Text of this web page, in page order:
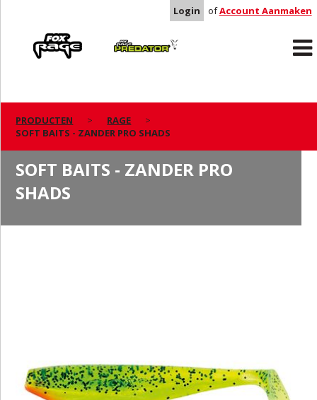
Login ofAccount Aanmaken
Predator
PRODUCTEN
RAGE
SOFT BAITS - ZANDER PRO SHADS
SOFT BAITS - ZANDER PRO
SHADS